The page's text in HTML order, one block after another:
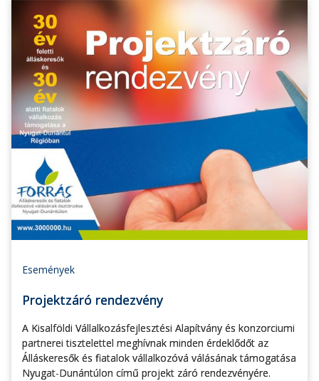
Események
Projektzáró rendezvény
A Kisalföldi Vállalkozásfejlesztési Alapítvány és konzorciumi
partnerei tisztelettel meghívnak minden érdeklődőt az
Álláskeresők és fiatalok vállalkozóvá válásának támogatása
Nyugat-Dunántúlon című projekt záró rendezvényére.